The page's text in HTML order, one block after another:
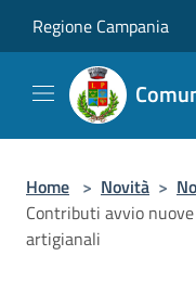
Regione Campania
Home > Novità >
Contributi avvio
artigianali